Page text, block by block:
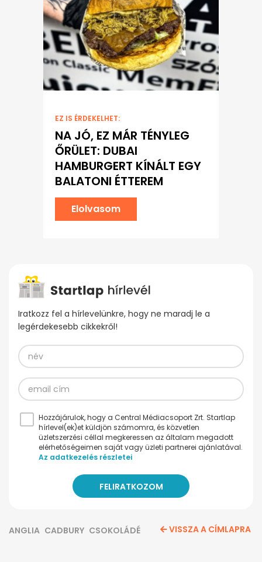
EZ IS ÉRDEKELHET:
NA JÓ, EZ MÁR TÉNYLEG
ŐRÜLET: DUBAI
HAMBURGERT KÍNÁLT EGY
BALATONI ÉTTEREM
Elolvasom
Iratkozz fel a hírlevelünkre, hogy ne maradj le a
legérdekesebb cikkekről!
Hozzájárulok, hogy a Central Médiacsoport Zrt. Startlap
hírlevel(ek)et küldjön számomra, és közvetlen
üzletszerzési céllal megkeressen az általam megadott
elérhetőségeimen saját vagy üzleti partnerei ajánlatával.
Az adatkezelés részletei
ANGLIA CADBURY CSOKOLÁDÉ VISSZA A CÍMLAPRA